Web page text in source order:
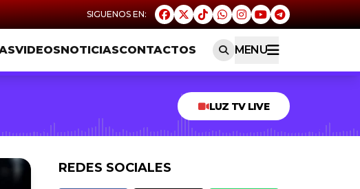
VIDEOSNOTICIASCONTACTOS MENU
LUZ TV LIVE
REDES SOCIALES